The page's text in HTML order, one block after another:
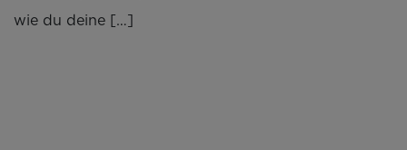
wie du deine […]